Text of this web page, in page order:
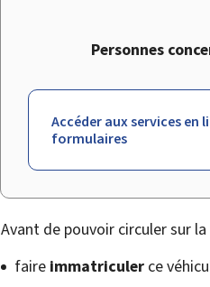
Personnes
Accéder aux services en
formulaires
Avant de pouvoir circuler sur
faire immatriculer ce